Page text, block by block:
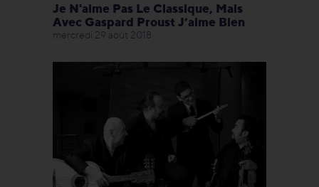
Je N'aime Pas Le Classique, Mais
Avec Gaspard Proust J’aime Bien
mercredi 29 août 2018